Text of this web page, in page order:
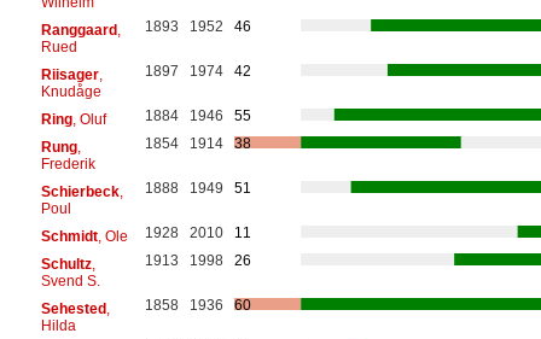
Ranggaard,
Rued
1893 1952 46
Riisager,
Knudåge
1897 1974 42
Ring, Oluf 1884 1946
55
Rung,
Frederik
1854 1914 38
Schierbeck,
Poul
1888 1949 51
Schmidt, Ole 1928 2010
11
Schultz,
Svend S.
1913 1998 26
Sehested,
Hilda
1858 1936 60